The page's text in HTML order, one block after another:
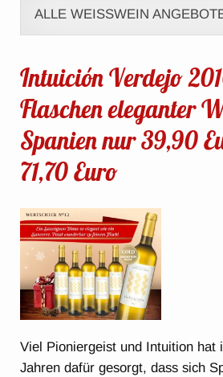
ALLE WEISSWEIN ANGEBOTE
Intuición Verdejo
Flaschen eleganter
Spanien nur 39,90
71,70 Euro
Viel Pioniergeist und Intuition hat
Jahren dafür gesorgt, dass sich